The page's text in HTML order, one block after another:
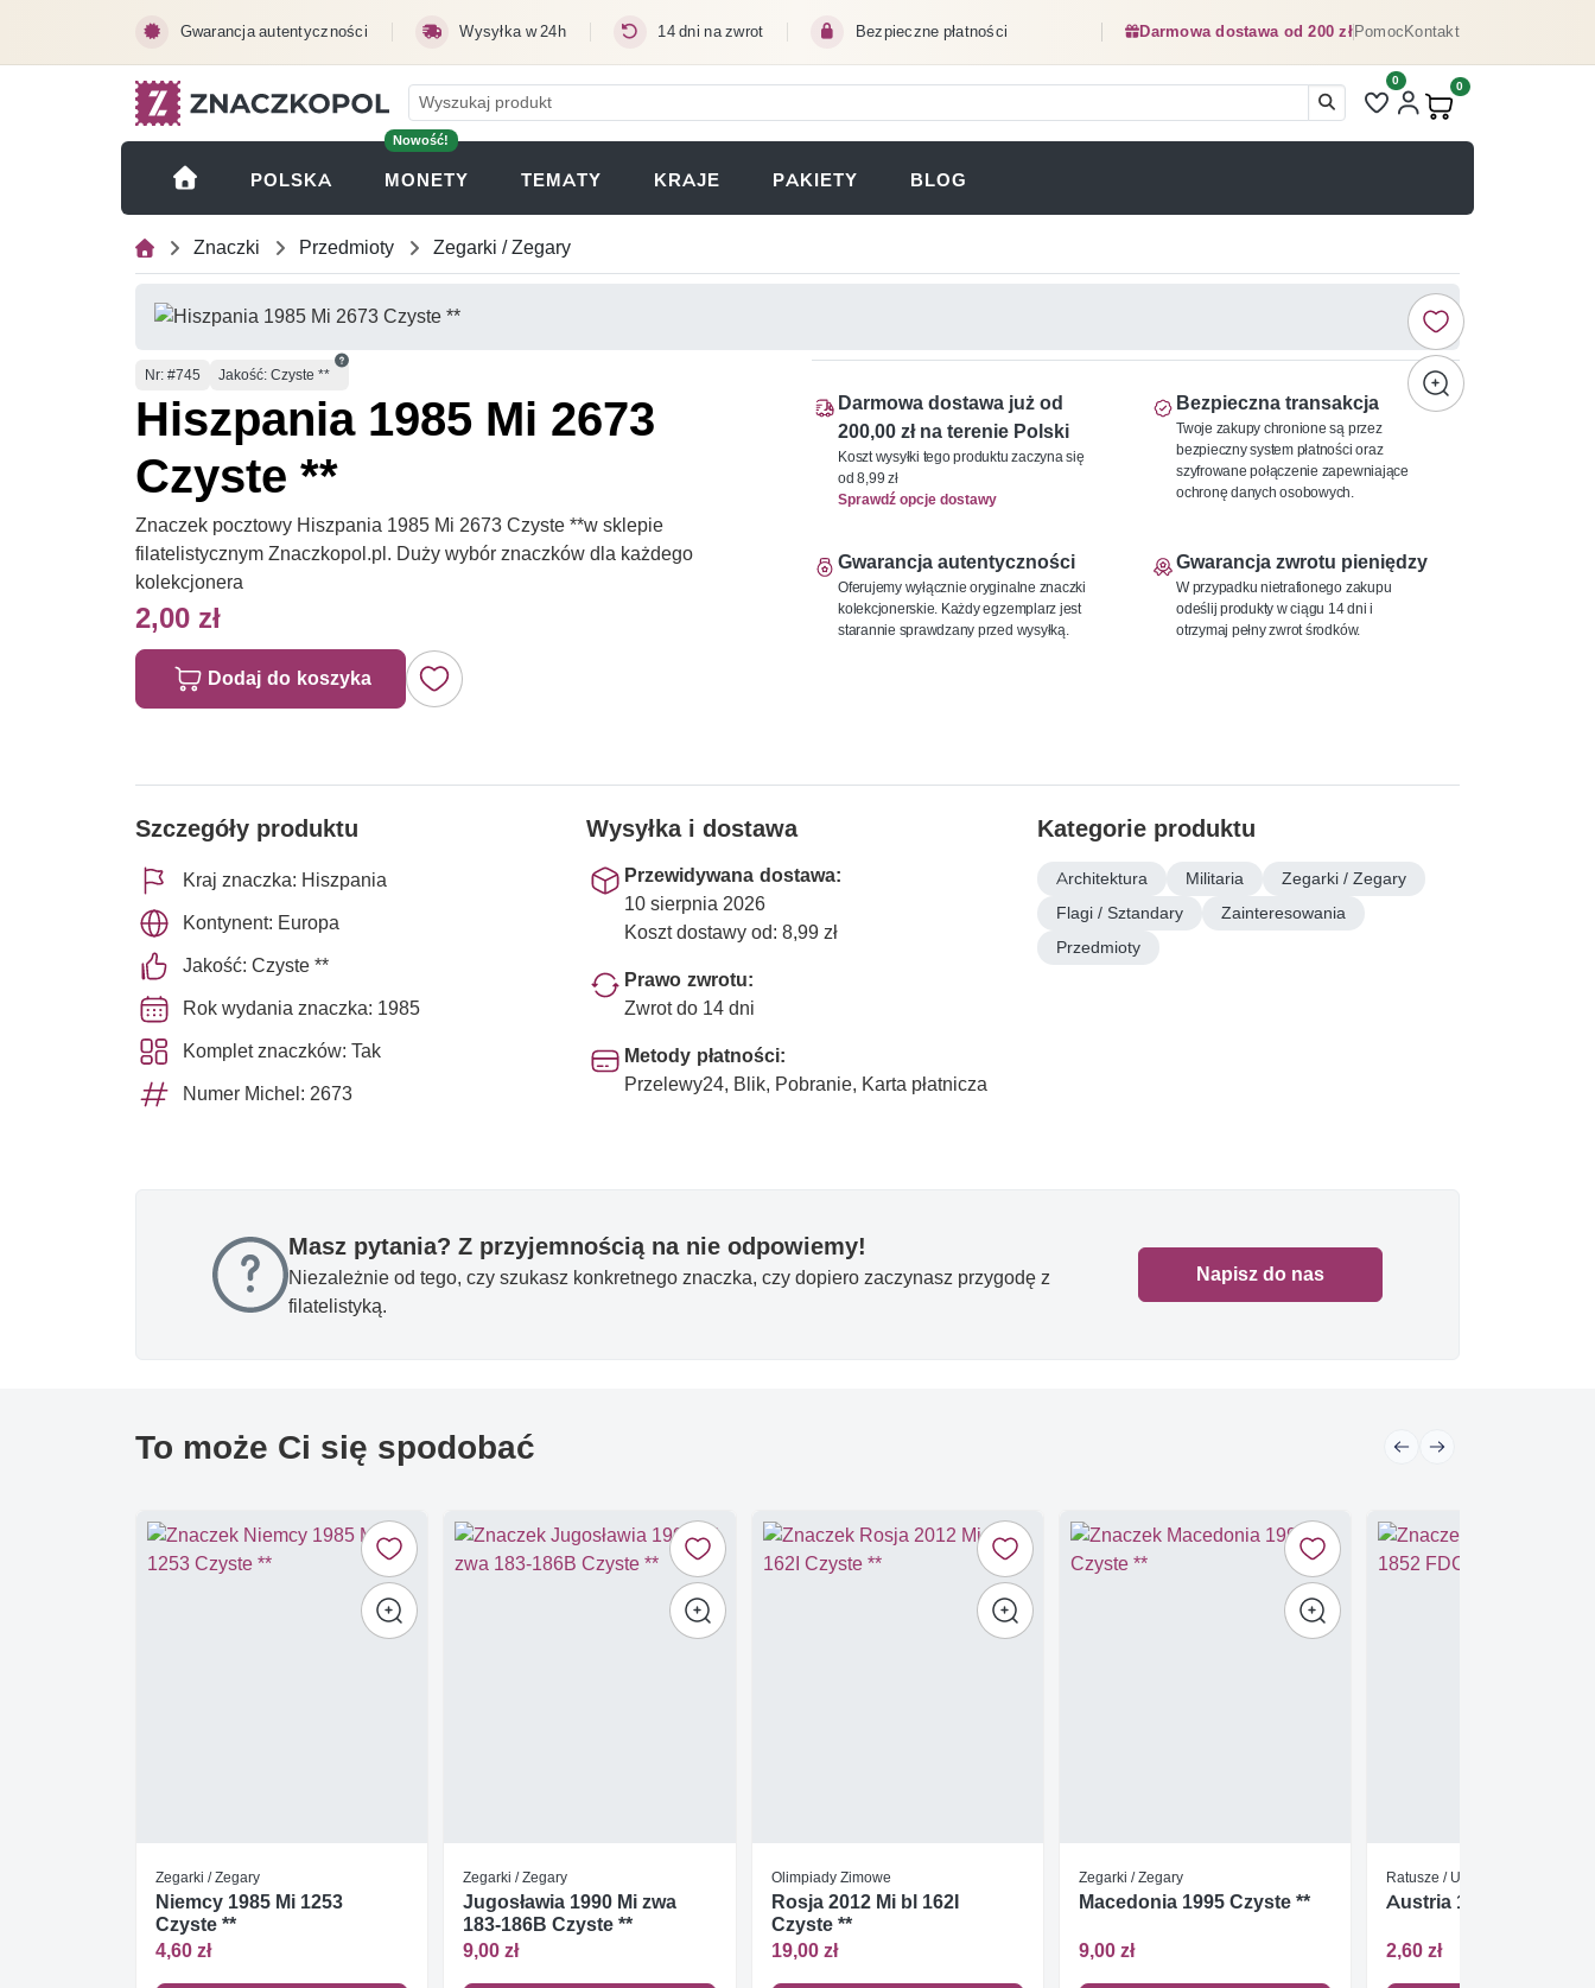
Gwarancja autentyczności Wysyłka w 24h 14 dni na zwrot Bezpieczne płatności Darmowa dostawa od 200 złPomocKontakt
Liczba pozycji na liście
0
Produkty w koszyku:
0
POLSKA
Nowość!
MONETY (OTWIERA SIĘ W NOWEJ KARCIE)
TEMATY KRAJE PAKIETY BLOG
Znaczki Przedmioty Zegarki / Zegary
Numer
Nr: #745 Jakość: Czyste **
Hiszpania 1985 Mi 2673
Czyste **
Znaczek pocztowy Hiszpania 1985 Mi 2673 Czyste **w sklepie
filatelistycznym Znaczkopol.pl. Duży wybór znaczków dla każdego
kolekcjonera
2,00 zł
Dodaj do koszyka
Darmowa dostawa już od
200,00 zł na terenie Polski
Koszt wysyłki tego produktu zaczyna się
od 8,99 zł
Sprawdź opcje dostawy
Bezpieczna transakcja
Twoje zakupy chronione są przez
bezpieczny system płatności oraz
szyfrowane połączenie zapewniające
ochronę danych osobowych.
Gwarancja autentyczności
Oferujemy wyłącznie oryginalne znaczki
kolekcjonerskie. Każdy egzemplarz jest
starannie sprawdzany przed wysyłką.
Gwarancja zwrotu pieniędzy
W przypadku nietrafionego zakupu
odeślij produkty w ciągu 14 dni i
otrzymaj pełny zwrot środków.
Szczegóły produktu
Kraj znaczka: Hiszpania
Kontynent: Europa
Jakość: Czyste **
Rok wydania znaczka: 1985
Komplet znaczków: Tak
Numer Michel: 2673
Wysyłka i dostawa
Przewidywana dostawa:
10 sierpnia 2026
Koszt dostawy od: 8,99 zł
Prawo zwrotu:
Zwrot do 14 dni
Metody płatności:
Przelewy24, Blik, Pobranie, Karta płatnicza
Kategorie produktu
Architektura Militaria
Zegarki / Zegary
Flagi / Sztandary
Zainteresowania
Przedmioty
Masz pytania? Z przyjemnością na nie odpowiemy!
Niezależnie od tego, czy szukasz konkretnego znaczka, czy dopiero zaczynasz przygodę z
filatelistyką.
Napisz do nas
To może Ci się spodobać
Zegarki / Zegary
Niemcy 1985 Mi 1253
Czyste **
4,60 zł
Zegarki / Zegary
Jugosławia 1990 Mi zwa
183-186B Czyste **
9,00 zł
Olimpiady Zimowe
Rosja 2012 Mi bl 162I
Czyste **
19,00 zł
Zegarki / Zegary
Macedonia 1995 Czyste **
9,00 zł
Ratusze / Urzędy
Austria 1986 Mi 1852
2,60 zł